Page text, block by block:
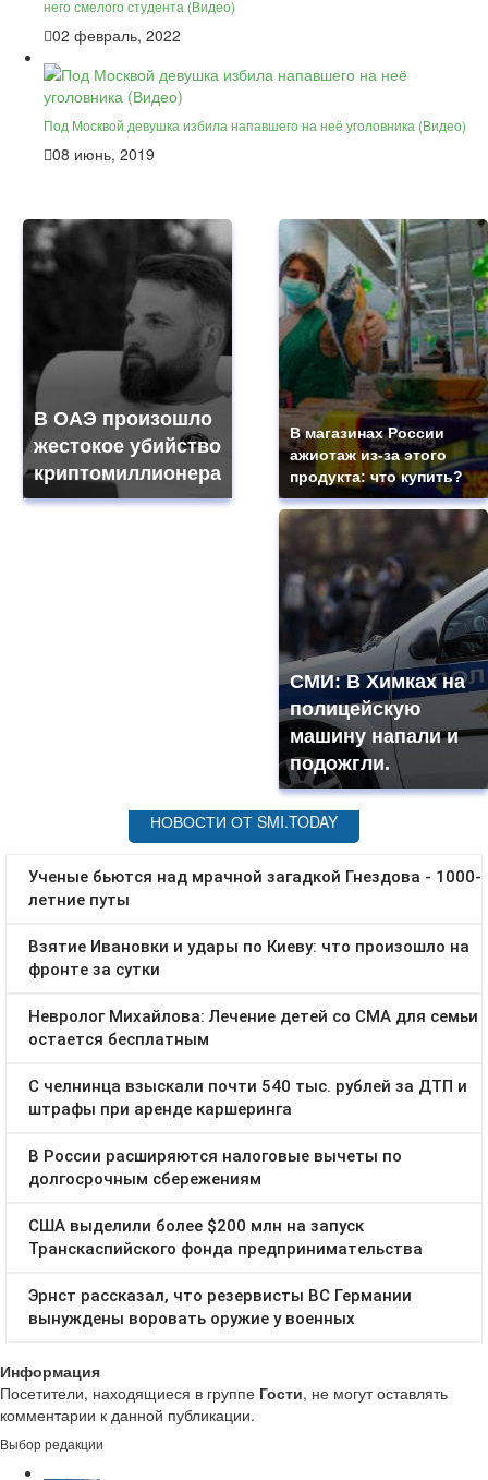
него смелого студента (Видео)
02 февраль, 2022
Под Москвой девушка избила напавшего на неё уголовника (Видео)
08 июнь, 2019
В ОАЭ произошло
жестокое убийство
криптомиллионера
В магазинах России
ажиотаж из-за этого
продукта: что купить?
СМИ: В Химках на
полицейскую
машину напали и
подожгли.
Информация
Посетители, находящиеся в группе Гости, не могут оставлять
комментарии к данной публикации.
Выбор редакции